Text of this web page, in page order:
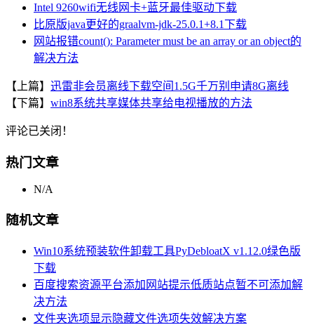
Intel 9260wifi无线网卡+蓝牙最佳驱动下载
比原版java更好的graalvm-jdk-25.0.1+8.1下载
网站报错count(): Parameter must be an array or an object的
解决方法
【上篇】 迅雷非会员离线下载空间1.5G千万别申请8G离线
【下篇】 win8系统共享媒体共享给电视播放的方法
评论已关闭！
热门文章
N/A
随机文章
Win10系统预装软件卸载工具PyDebloatX v1.12.0绿色版
下载
百度搜索资源平台添加网站提示低质站点暂不可添加解
决方法
文件夹选项显示隐藏文件选项失效解决方案